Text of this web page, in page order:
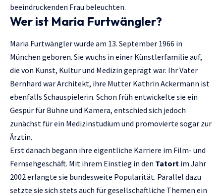
beeindruckenden Frau beleuchten.
Wer ist Maria Furtwängler?
Maria Furtwängler wurde am 13. September 1966 in
München geboren. Sie wuchs in einer Künstlerfamilie auf,
die von Kunst, Kultur und Medizin geprägt war. Ihr Vater
Bernhard war Architekt, ihre Mutter Kathrin Ackermann ist
ebenfalls Schauspielerin. Schon früh entwickelte sie ein
Gespür für Bühne und Kamera, entschied sich jedoch
zunächst für ein Medizinstudium und promovierte sogar zur
Ärztin.
Erst danach begann ihre eigentliche Karriere im Film- und
Fernsehgeschäft. Mit ihrem Einstieg in den Tatort im Jahr
2002 erlangte sie bundesweite Popularität. Parallel dazu
setzte sie sich stets auch für gesellschaftliche Themen ein